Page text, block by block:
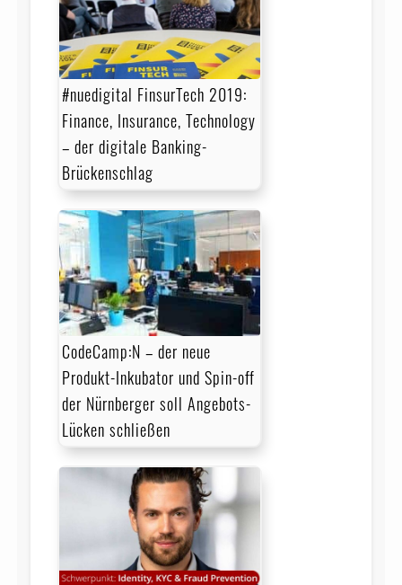
#nuedigital FinsurTech 2019:
Finance, Insurance, Technology
– der digitale Banking-
Brückenschlag
CodeCamp:N – der neue
Produkt-Inkubator und Spin-off
der Nürnberger soll Angebots-
Lücken schließen